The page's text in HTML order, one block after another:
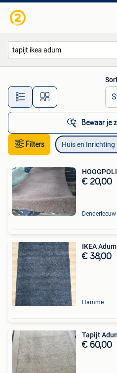
Alle
Bewaar je
Filters Huis en Inrichting
€ 20,00
Denderleeuw
IKEA
€ 38,00
Hamme
Tapijt
€ 60,00